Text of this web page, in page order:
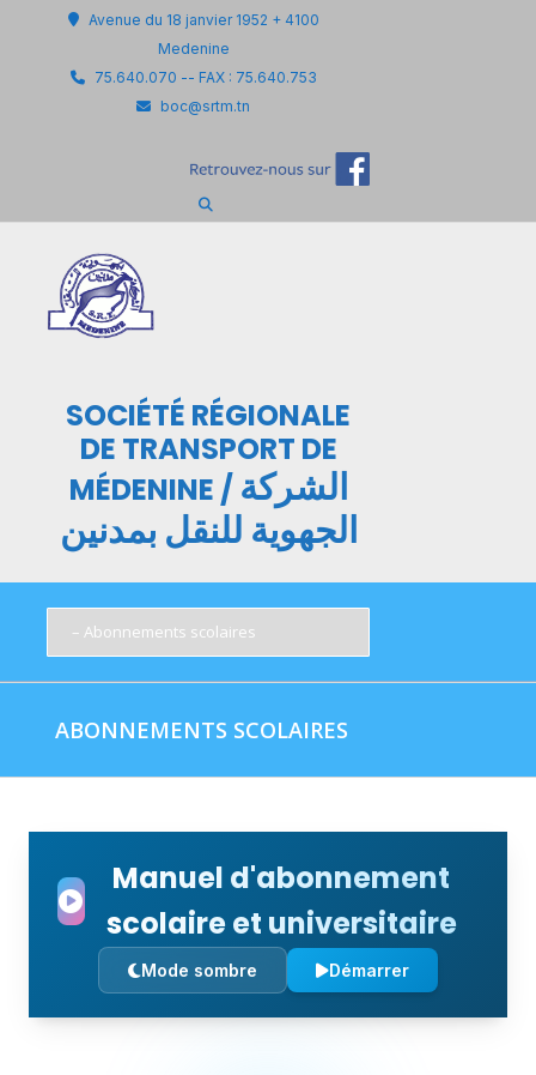
Avenue du 18 janvier 1952 + 4100
Medenine
75.640.070 -- FAX : 75.640.753
boc@srtm.tn
SOCIÉTÉ RÉGIONALE
DE TRANSPORT DE
MÉDENINE / الشركة
الجهوية للنقل بمدنين
ABONNEMENTS SCOLAIRES
Manuel d'abonnement
scolaire et universitaire
Mode sombre Démarrer